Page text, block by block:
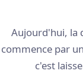
Aujourd'hui, la
commence par
c'est